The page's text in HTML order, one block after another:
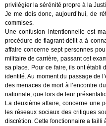
privilégier la sérénité propre à la
Je me dois donc, aujourd’hui, de
commises.
Une confusion intentionnelle est
procédure de flagrant-délit a à
affaire concerne sept personnes
militaire de carrière, passant cet
sa place. Pour ce faire, ils ont établi
identité. Au moment du passage de
des menaces de mort à l’encontre
nationale, que lors de leur
La deuxième affaire, concerne une
les réseaux sociaux des critiques
discrétion. Cette fonctionnaire a failli